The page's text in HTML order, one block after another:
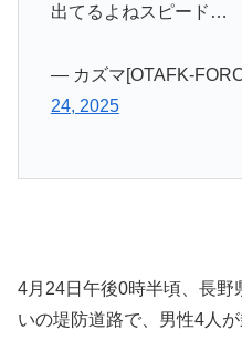
出てるよねスピード…
— カズマ[OTAFK-
24, 2025
4月24日午後0時半頃、長
いの堤防道路で、男性4人